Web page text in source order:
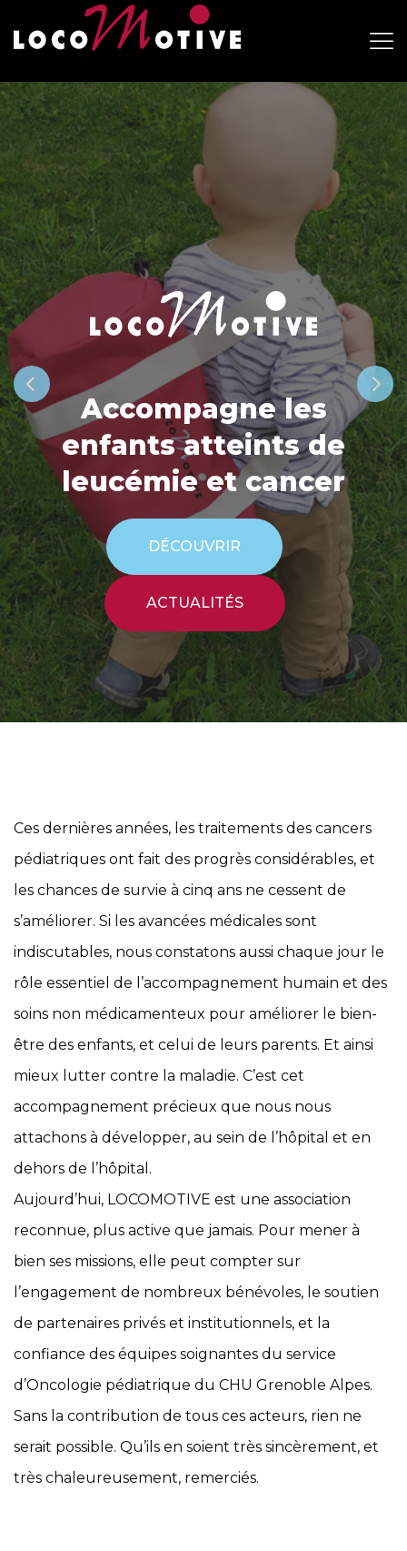
Accompagne les
enfants atteints de
leucémie et cancer
DÉCOUVRIR
ACTUALITÉS
Ces dernières années, les traitements des cancers
pédiatriques ont fait des progrès considérables, et
les chances de survie à cinq ans ne cessent de
s’améliorer. Si les avancées médicales sont
indiscutables, nous constatons aussi chaque jour le
rôle essentiel de l’accompagnement humain et des
soins non médicamenteux pour améliorer le bien-
être des enfants, et celui de leurs parents. Et ainsi
mieux lutter contre la maladie. C’est cet
accompagnement précieux que nous nous
attachons à développer, au sein de l’hôpital et en
dehors de l’hôpital.
Aujourd’hui, LOCOMOTIVE est une association
reconnue, plus active que jamais. Pour mener à
bien ses missions, elle peut compter sur
l’engagement de nombreux bénévoles, le soutien
de partenaires privés et institutionnels, et la
confiance des équipes soignantes du service
d’Oncologie pédiatrique du CHU Grenoble Alpes.
Sans la contribution de tous ces acteurs, rien ne
serait possible. Qu’ils en soient très sincèrement, et
très chaleureusement, remerciés.